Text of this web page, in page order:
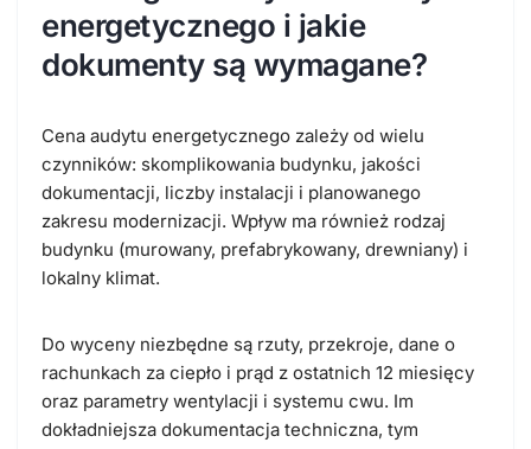
energetycznego i jakie
dokumenty są wymagane?
Cena audytu energetycznego zależy od wielu
czynników: skomplikowania budynku, jakości
dokumentacji, liczby instalacji i planowanego
zakresu modernizacji. Wpływ ma również rodzaj
budynku (murowany, prefabrykowany, drewniany) i
lokalny klimat.
Do wyceny niezbędne są rzuty, przekroje, dane o
rachunkach za ciepło i prąd z ostatnich 12 miesięcy
oraz parametry wentylacji i systemu cwu. Im
dokładniejsza dokumentacja techniczna, tym